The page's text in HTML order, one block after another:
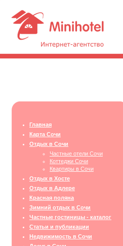
Главная
Карта Сочи
Отдых в Сочи
Частные отели Сочи
Коттеджи Сочи
Квартиры в Сочи
Отдых в Хосте
Отдых в Адлере
Красная поляна
Зимний отдых в Сочи
Частные гостиницы - каталог
Статьи и публикации
Недвижимость в Сочи